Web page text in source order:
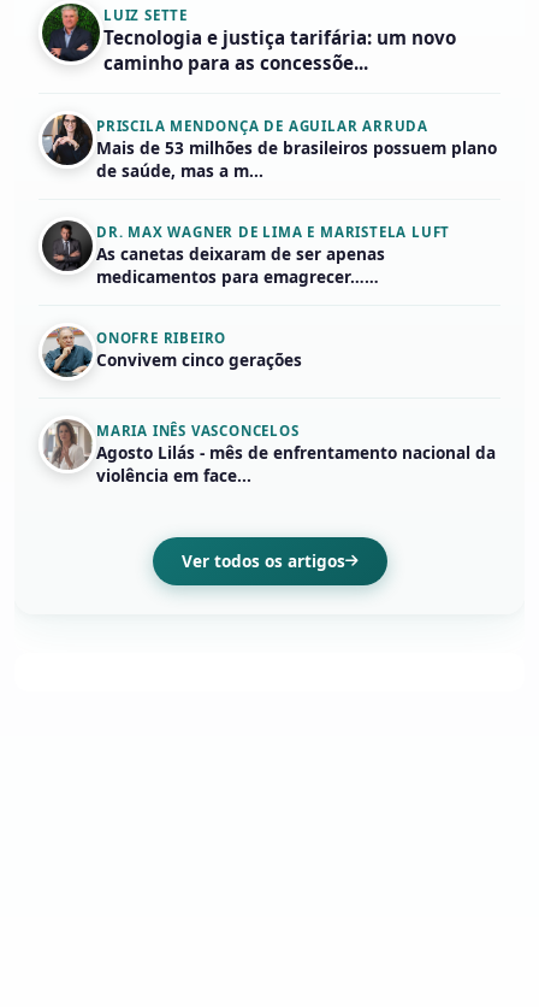
LUIZ SETTE
Tecnologia e justiça tarifária: um novo
caminho para as concessõe...
PRISCILA MENDONÇA DE AGUILAR ARRUDA
Mais de 53 milhões de brasileiros possuem plano
de saúde, mas a m...
DR. MAX WAGNER DE LIMA E MARISTELA LUFT
As canetas deixaram de ser apenas
medicamentos para emagrecer……
ONOFRE RIBEIRO
Convivem cinco gerações
MARIA INÊS VASCONCELOS
Agosto Lilás - mês de enfrentamento nacional da
violência em face...
Ver todos os artigos